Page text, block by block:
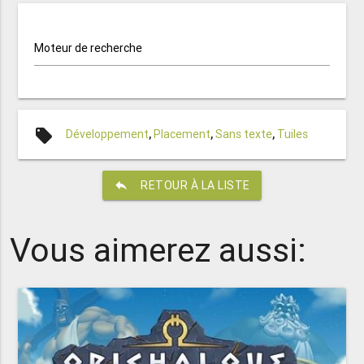
Moteur de recherche
local_offer Développement,Placement,Sans texte, Tuiles
reply RETOUR À LA LISTE
Vous aimerez aussi: